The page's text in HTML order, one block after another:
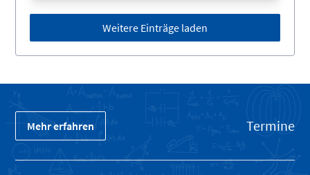
Weitere Einträge laden
Mehr erfahren Termine